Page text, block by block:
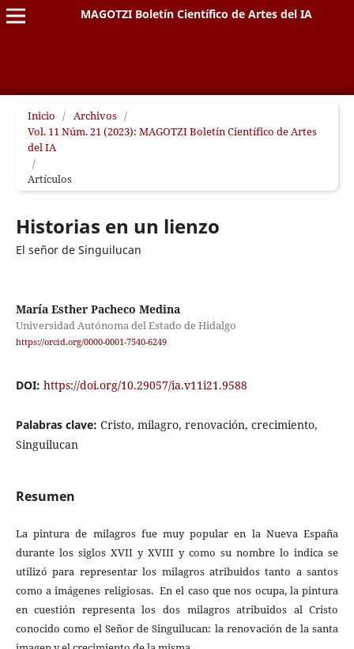
MAGOTZI Boletín Científico de Artes del IA
Inicio / Archivos /
Vol. 11 Núm. 21 (2023): MAGOTZI Boletín Científico de Artes
del IA
/
Artículos
Historias en un lienzo
El señor de Singuilucan
María Esther Pacheco Medina
Universidad Autónoma del Estado de Hidalgo
https://orcid.org/0000-0001-7540-6249
DOI: https://doi.org/10.29057/ia.v11i21.9588
Palabras clave: Cristo, milagro, renovación, crecimiento,
Singuilucan
Resumen
La pintura de milagros fue muy popular en la Nueva España
durante los siglos XVII y XVIII y como su nombre lo indica se
utilizó para representar los milagros atribuidos tanto a santos
como a imágenes religiosas. En el caso que nos ocupa, la pintura
en cuestión representa los dos milagros atribuidos al Cristo
conocido como el Señor de Singuilucan: la renovación de la santa